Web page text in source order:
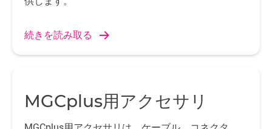
続きを読み取る
MGCplus用アクセサリ